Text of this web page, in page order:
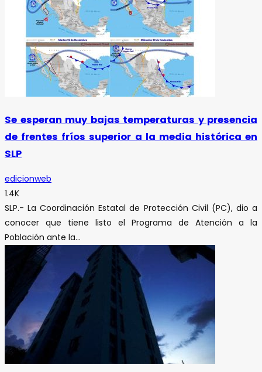
Se esperan muy bajas temperaturas y presencia
de frentes fríos superior a la media histórica en
SLP
edicionweb
1.4K
SLP.- La Coordinación Estatal de Protección Civil (PC), dio a
conocer que tiene listo el Programa de Atención a la
Población ante la...